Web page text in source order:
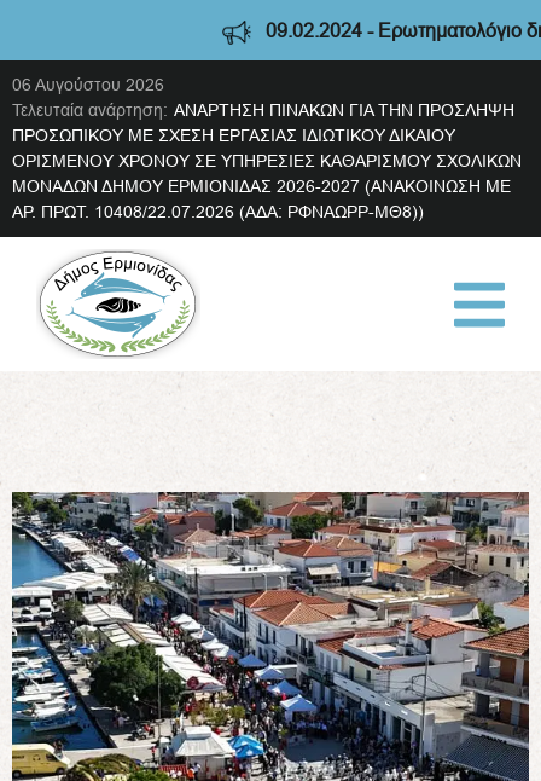
09.02.2024 - Ερωτηματολόγιο διαβούλευσης
06 Αυγούστου 2026
Τελευταία ανάρτηση: ΑΝΑΡΤΗΣΗ ΠΙΝΑΚΩΝ ΓΙΑ ΤΗΝ ΠΡΟΣΛΗΨΗ
ΠΡΟΣΩΠΙΚΟΥ ΜΕ ΣΧΕΣΗ ΕΡΓΑΣΙΑΣ ΙΔΙΩΤΙΚΟΥ ΔΙΚΑΙΟΥ
ΟΡΙΣΜΕΝΟΥ ΧΡΟΝΟΥ ΣΕ ΥΠΗΡΕΣΙΕΣ ΚΑΘΑΡΙΣΜΟΥ ΣΧΟΛΙΚΩΝ
ΜΟΝΑΔΩΝ ΔΗΜΟΥ ΕΡΜΙΟΝΙΔΑΣ 2026-2027 (ΑΝΑΚΟΙΝΩΣΗ ΜΕ
ΑΡ. ΠΡΩΤ. 10408/22.07.2026 (ΑΔΑ: ΡΦΝΑΩΡΡ-ΜΘ8))